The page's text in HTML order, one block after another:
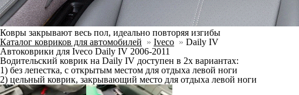
Ковры закрывают весь пол, идеально повторяя изгибы
Каталог ковриков для автомобилей » Iveco » Daily IV
Автоковрики для Iveco Daily IV 2006-2011
Водительский коврик на Daily IV доступен в 2х вариантах:
1) без лепестка, с открытым местом для отдыха левой ноги
2) цельный коврик, закрывающий место для отдыха левой ноги